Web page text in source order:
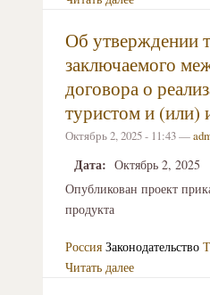
Об утверждении
заключаемого
договора о
туристом и (или)
Октябрь 2, 2025 - 11:43 —
Дата: Октябрь 2, 2025
Опубликован проект
продукта
Россия Законодательство
Читать далее